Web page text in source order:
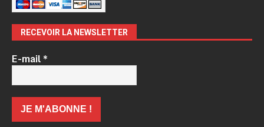
RECEVOIR LA NEWSLETTER
E-mail*